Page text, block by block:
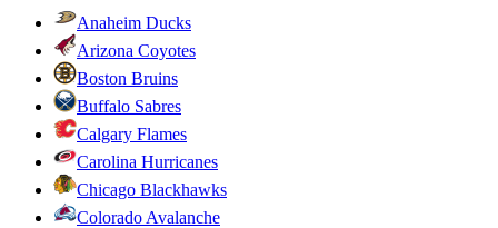
Anaheim Ducks
Arizona Coyotes
Boston Bruins
Buffalo Sabres
Calgary Flames
Carolina Hurricanes
Chicago Blackhawks
Colorado Avalanche